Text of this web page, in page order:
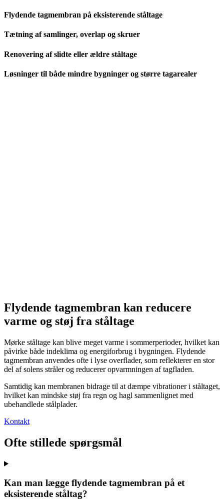
Flydende tagmembran på eksisterende ståltage
Tætning af samlinger, overlap og skruer
Renovering af slidte eller ældre ståltage
Løsninger til både mindre bygninger og større tagarealer
Flydende tagmembran kan reducere
varme og støj fra ståltage
Mørke ståltage kan blive meget varme i sommerperioder, hvilket kan
påvirke både indeklima og energiforbrug i bygningen. Flydende
tagmembran anvendes ofte i lyse overflader, som reflekterer en stor
del af solens stråler og reducerer opvarmningen af tagfladen.
Samtidig kan membranen bidrage til at dæmpe vibrationer i ståltaget,
hvilket kan mindske støj fra regn og hagl sammenlignet med
ubehandlede stålplader.
Kontakt
Ofte stillede spørgsmål
Kan man lægge flydende tagmembran på et
eksisterende ståltag?